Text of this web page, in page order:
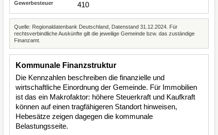
410
Quelle: Regionaldatenbank Deutschland, Datenstand 31.12.2024. Für
rechtsverbindliche Auskünfte gilt die jeweilige Gemeinde bzw. das zuständige
Finanzamt.
Kommunale Finanzstruktur
Die Kennzahlen beschreiben die finanzielle und
wirtschaftliche Einordnung der Gemeinde. Für Immobilien
ist das ein Makrofaktor: höhere Steuerkraft und Kaufkraft
können auf einen tragfähigeren Standort hinweisen,
Hebesätze zeigen dagegen die kommunale
Belastungsseite.